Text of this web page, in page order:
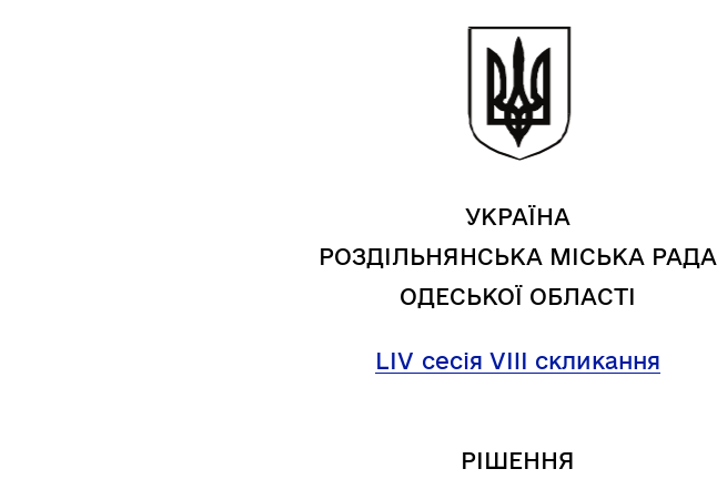
УКРАЇНА
РОЗДІЛЬНЯНСЬКА МІСЬКА РАДА
ОДЕСЬКОЇ ОБЛАСТІ
LІV сесія VIII скликання
РІШЕННЯ